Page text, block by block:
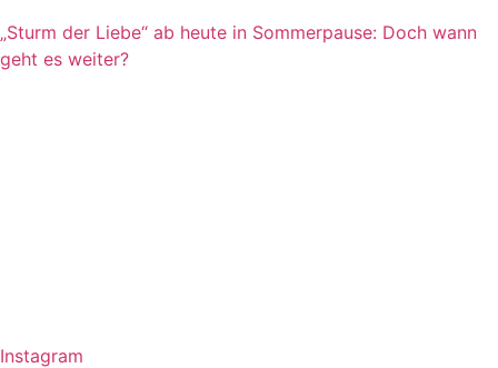
„Sturm der Liebe“ ab heute in Sommerpause: Doch wann
geht es weiter?
Instagram